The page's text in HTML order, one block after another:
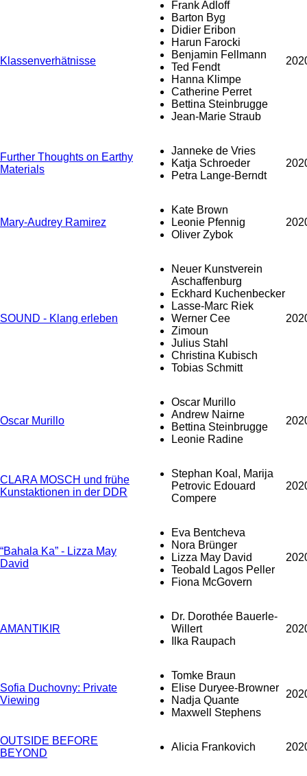
Klassenverhätnisse
Frank Adloff
Barton Byg
Didier Eribon
Harun Farocki
Benjamin Fellmann
Ted Fendt
Hanna Klimpe
Catherine Perret
Bettina Steinbrugge
Jean-Marie Straub
Further Thoughts on Earthy
Materials
Janneke de Vries
Katja Schroeder
Petra Lange-Berndt
Mary-Audrey Ramirez
Kate Brown
Leonie Pfennig
Oliver Zybok
SOUND - Klang erleben
Neuer Kunstverein
Aschaffenburg
Eckhard Kuchenbecker
Lasse-Marc Riek
Werner Cee
Zimoun
Julius Stahl
Christina Kubisch
Tobias Schmitt
Oscar Murillo
Oscar Murillo
Andrew Nairne
Bettina Steinbrugge
Leonie Radine
CLARA MOSCH und frühe
Kunstaktionen in der DDR
Stephan Koal, Marija
Petrovic Edouard
Compere
“Bahala Ka” - Lizza May
David
Eva Bentcheva
Nora Brünger
Lizza May David
Teobald Lagos Peller
Fiona McGovern
AMANTIKIR
Dr. Dorothée Bauerle-
Willert
Ilka Raupach
Sofia Duchovny: Private
Viewing
Tomke Braun
Elise Duryee-Browner
Nadja Quante
Maxwell Stephens
OUTSIDE BEFORE
BEYOND
Alicia Frankovich